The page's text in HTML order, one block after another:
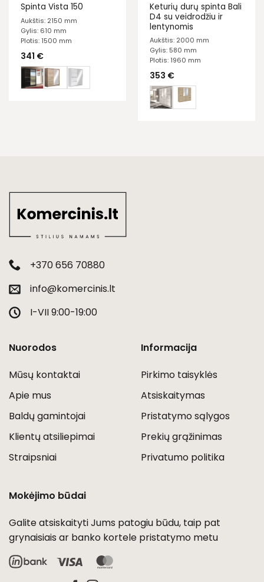
Spinta Vista 150
Aukštis: 2150 mm
Gylis: 610 mm
Plotis: 1500 mm
341 €
Keturių durų spinta Bali
D4 su veidrodžiu ir
lentynomis
Aukštis: 2000 mm
Gylis: 580 mm
Plotis: 1960 mm
353 €
+370 656 70880
info@komercinis.lt
I-VII 9:00-19:00
Nuorodos
Mūsų kontaktai
Apie mus
Baldų gamintojai
Klientų atsiliepimai
Straipsniai
Informacija
Pirkimo taisyklės
Atsiskaitymas
Pristatymo sąlygos
Prekių grąžinimas
Privatumo politika
Mokėjimo būdai
Galite atsiskaityti Jums patogiu būdu, taip pat
grynaisiais ar banko kortele pristatymo metu
Visa